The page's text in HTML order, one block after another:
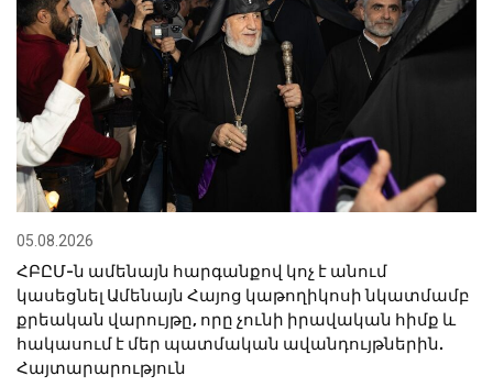
05.08.2026
ՀԲԸՄ-ն ամենայն հարգանքով կոչ է անում
կասեցնել Ամենայն Հայոց կաթողիկոսի նկատմամբ
քրեական վարույթը, որը չունի իրավական հիմք և
հակասում է մեր պատմական ավանդույթներին.
Հայտարարություն